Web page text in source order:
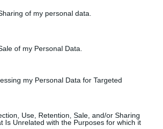
of my personal data.
of my Personal Data.
my Personal Data for Targeted
Use, Retention, Sale, and/or Sharing
Is Unrelated with the Purposes for which it
Δύο Έλληνες νομικοί στο
συμβούλιο προσφυγών για